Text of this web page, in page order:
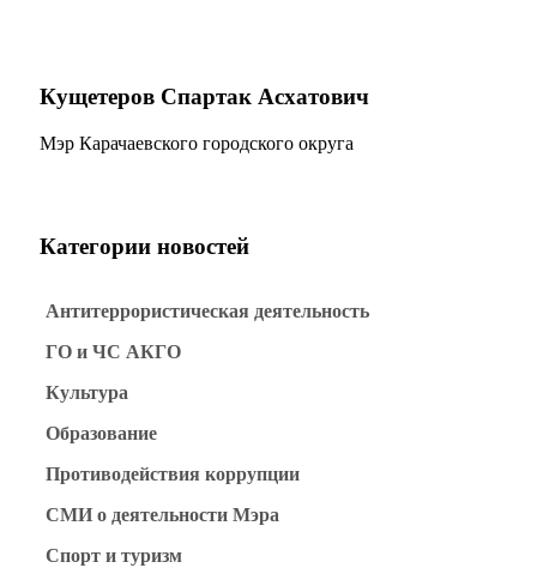
Кущетеров Спартак Асхатович
Мэр Карачаевского городского округа
Категории новостей
Антитеррористическая деятельность
ГО и ЧС АКГО
Культура
Образование
Противодействия коррупции
СМИ о деятельности Мэра
Спорт и туризм